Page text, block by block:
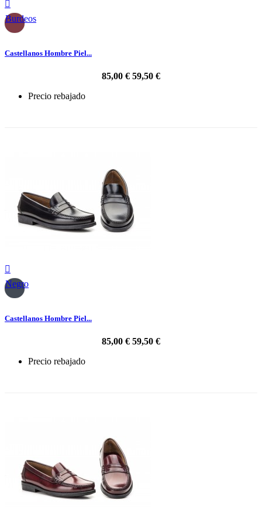

Burdeos
Castellanos Hombre Piel...
85,00 € 59,50 €
Precio rebajado

Negro
Castellanos Hombre Piel...
85,00 € 59,50 €
Precio rebajado